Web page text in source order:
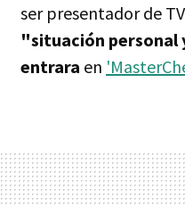
ser presentador de
"situación personal
entrara en